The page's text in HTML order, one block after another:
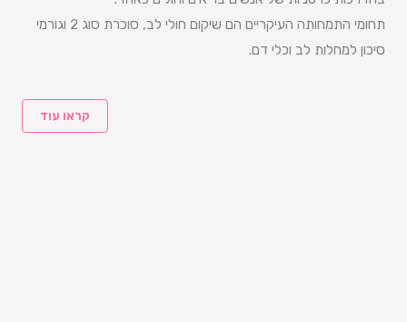
תחומי התמחותה העיקריים הם שיקום חולי לב, סוכרת סוג 2 וגורמי
סיכון למחלות לב וכלי דם.
קראו עוד